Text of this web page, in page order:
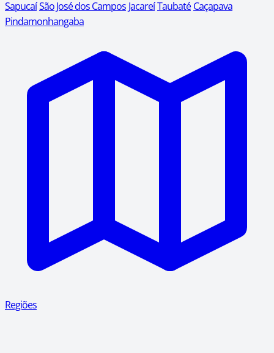
SapucaíSão José dos Campos JacareíTaubaté Caçapava
Pindamonhangaba
Regiões